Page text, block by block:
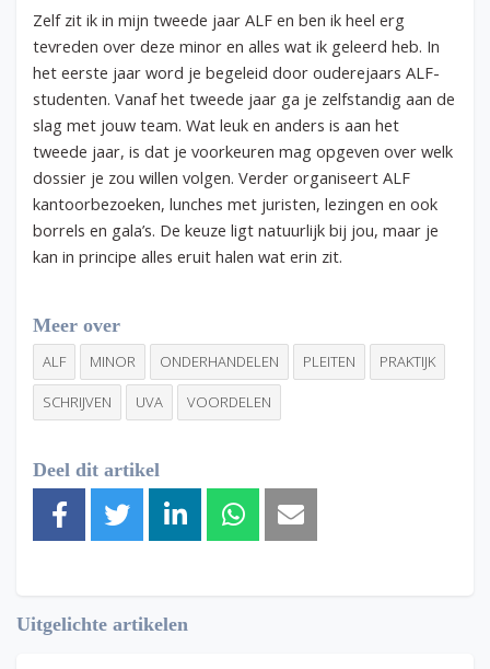
Zelf zit ik in mijn tweede jaar ALF en ben ik heel erg
tevreden over deze minor en alles wat ik geleerd heb. In
het eerste jaar word je begeleid door ouderejaars ALF-
studenten. Vanaf het tweede jaar ga je zelfstandig aan de
slag met jouw team. Wat leuk en anders is aan het
tweede jaar, is dat je voorkeuren mag opgeven over welk
dossier je zou willen volgen. Verder organiseert ALF
kantoorbezoeken, lunches met juristen, lezingen en ook
borrels en gala’s. De keuze ligt natuurlijk bij jou, maar je
kan in principe alles eruit halen wat erin zit.
Meer over
ALF MINOR ONDERHANDELEN PLEITEN PRAKTIJK
SCHRIJVEN UVA VOORDELEN
Deel dit artikel
Uitgelichte artikelen